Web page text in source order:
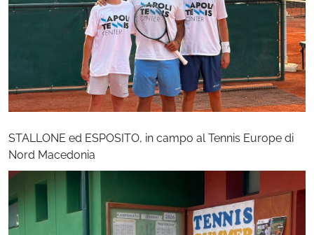
STALLONE ed ESPOSITO, in campo al Tennis Europe di
Nord Macedonia